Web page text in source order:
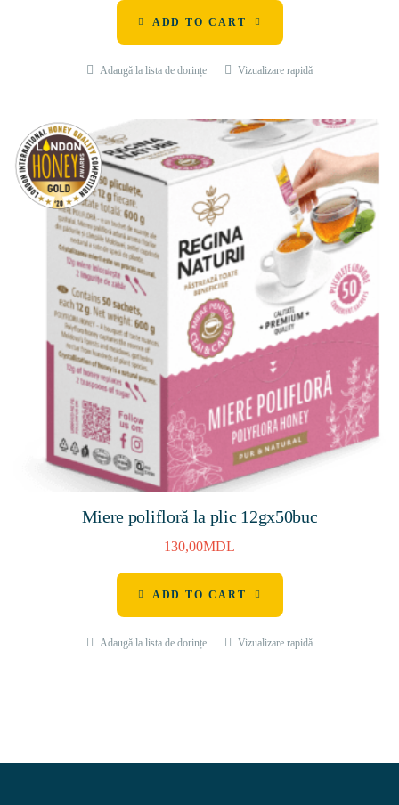
ADD TO CART
Adaugă la lista de dorințe Vizualizare rapidă
Miere polifloră la plic 12gх50buc
130,00MDL
ADD TO CART
Adaugă la lista de dorințe Vizualizare rapidă